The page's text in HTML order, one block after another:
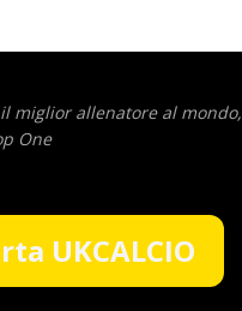
miglior allenatore al mondo,
One
UKCALCIO